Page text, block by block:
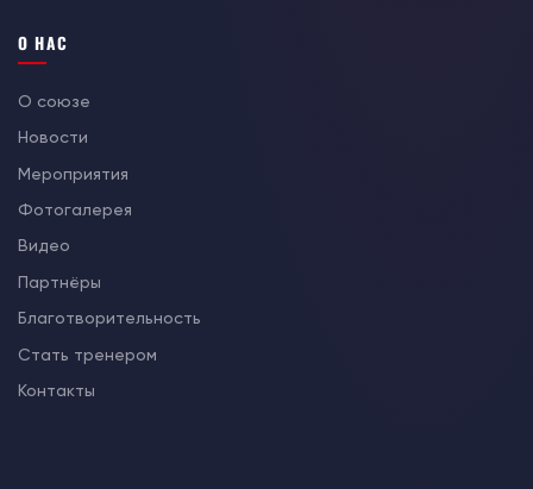
О НАС
О союзе
Новости
Мероприятия
Фотогалерея
Видео
Партнёры
Благотворительность
Стать тренером
Контакты